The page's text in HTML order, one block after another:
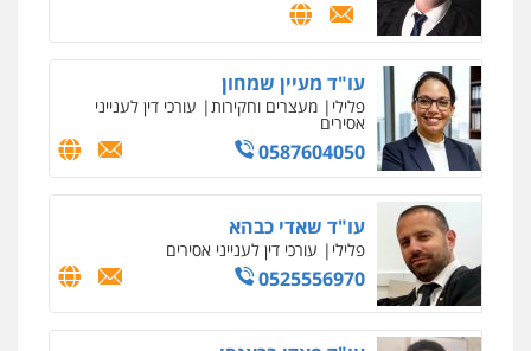
עו"ד מעיין שמחון
פלילי מעצרים וחקירות עורכי דין לענייני
אסירים
0587604050
עו"ד שאדי כבהא
פלילי עורכי דין לענייני אסירים
0525556970